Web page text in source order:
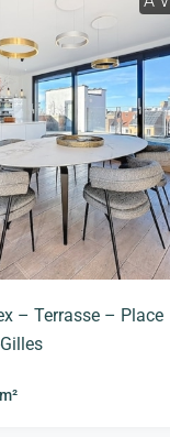
– Terrasse – Place
m²